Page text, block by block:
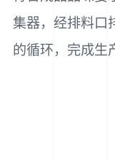
集器，经排料口
的循环，完成生